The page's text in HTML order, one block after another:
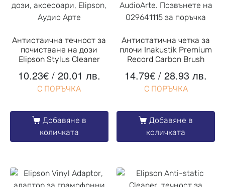
Антистаична течност за
почистване на дози
Elipson Stylus Cleaner
10.23€/ 20.01 лв.
С ПОРЪЧКА
Добавяне в
количката
Антистатична четка за
плочи Inakustik Premium
Record Carbon Brush
14.79€ / 28.93 лв.
С ПОРЪЧКА
Добавяне в
количката